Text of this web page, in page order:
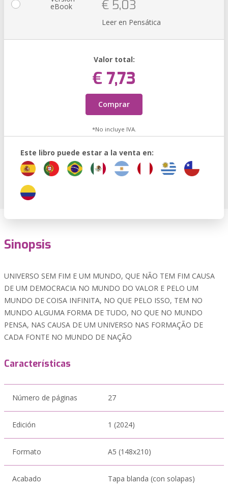
eBook € 5,03
Leer en Pensática
Valor total:
€ 7,73
Comprar
*No incluye IVA.
Este libro puede estar a la venta en:
Sinopsis
UNIVERSO SEM FIM E UM MUNDO, QUE NÃO TEM FIM CAUSA
DE UM DEMOCRACIA NO MUNDO DO VALOR E PELO UM
MUNDO DE COISA INFINITA, NO QUE PELO ISSO, TEM NO
MUNDO ALGUMA FORMA DE TUDO, NO QUE NO MUNDO
PENSA, NAS CAUSA DE UM UNIVERSO NAS FORMAÇÃO DE
CADA FONTE NO MUNDO DE NAÇÃO
Características
Número de páginas 27
Edición 1 (2024)
Formato A5 (148x210)
Acabado Tapa blanda (con solapas)